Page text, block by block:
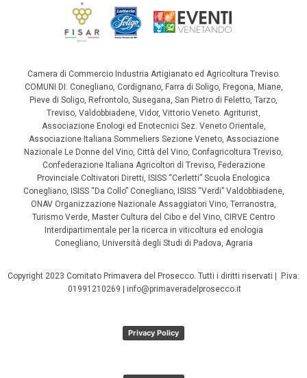
Camera di Commercio Industria Artigianato ed Agricoltura Treviso.
COMUNI DI: Conegliano, Cordignano, Farra di Soligo, Fregona, Miane,
Pieve di Soligo, Refrontolo, Susegana, San Pietro di Feletto, Tarzo,
Treviso, Valdobbiadene, Vidor, Vittorio Veneto. Agriturist,
Associazione Enologi ed Enotecnici Sez. Veneto Orientale,
Associazione Italiana Sommeliers Sezione Veneto, Associazione
Nazionale Le Donne del Vino, Città del Vino, Confagricoltura Treviso,
Confederazione Italiana Agricoltori di Treviso, Federazione
Provinciale Coltivatori Diretti, ISISS “Cerletti” Scuola Enologica
Conegliano, ISISS “Da Collo” Conegliano, ISISS “Verdi” Valdobbiadene,
ONAV Organizzazione Nazionale Assaggiatori Vino, Terranostra,
Turismo Verde, Master Cultura del Cibo e del Vino, CIRVE Centro
Interdipartimentale per la ricerca in viticoltura ed enologia
Conegliano, Università degli Studi di Padova, Agraria
Copyright 2023 Comitato Primavera del Prosecco. Tutti i diritti riservati | P.iva:
01991210269 | info@primaveradelprosecco.it
Privacy Policy